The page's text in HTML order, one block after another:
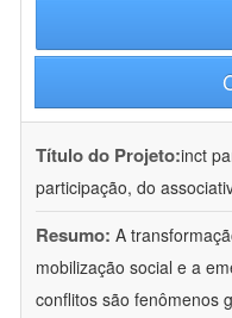
Título do Projeto:inct
participação, do
Resumo: A
mobilização social e a
conflitos são fenômenos